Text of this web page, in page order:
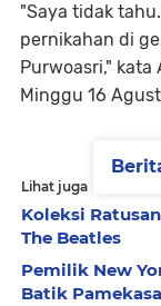
"Saya tidak
pernikahan di
Purwoasri,"
Minggu 16
Lihat juga
Koleksi
The Beatles
Pemilik New
Batik